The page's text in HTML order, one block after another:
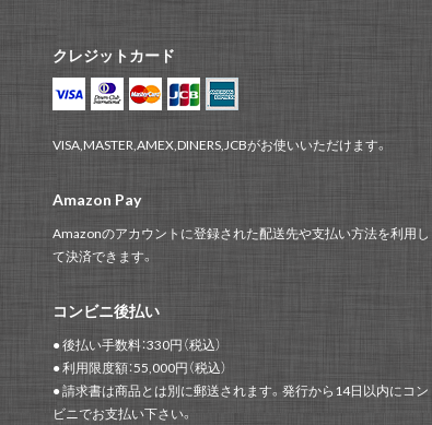
クレジットカード
VISA,MASTER,AMEX,DINERS,JCBがお使いいただけます。
Amazon Pay
Amazonのアカウントに登録された配送先や支払い方法を利用し
て決済できます。
コンビニ後払い
● 後払い手数料：330円（税込）
● 利用限度額：55,000円（税込）
● 請求書は商品とは別に郵送されます。発行から14日以内にコン
ビニでお支払い下さい。